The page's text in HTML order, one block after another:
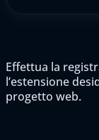
Effettua la
l’estensione
progetto web.